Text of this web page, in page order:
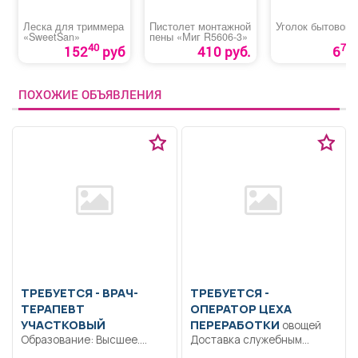
Леска для триммера
«SweetSan»
15240руб
Пистолет монтажной
пены «Миг R5606-3»
410 руб.
Уголок бытовой
670
ПОХОЖИЕ ОБЪЯВЛЕНИЯ
ТРЕБУЕТСЯ - ВРАЧ-
ТЕРАПЕВТ
УЧАСТКОВЫЙ
Образование: Высшее.
ТРЕБУЕТСЯ -
ОПЕРАТОР ЦЕХА
ПЕРЕРАБОТКИ овощей
Доставка служебным